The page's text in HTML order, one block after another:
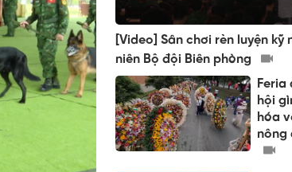
[Video] Sân chơi rèn luyện kỹ
niên Bộ đội Biên phòng
Feria
hội
hóa
nông